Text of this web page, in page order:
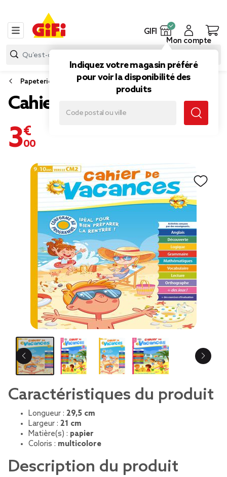
GIFI
Indiquez votre magasin préféré
pour voir la disponibilité des
produits
Mon compte
Papeterie et fournitures bureau
Cahier de vacances
3,00 €
Caractéristiques du produit
Longueur : 29,5 cm
Largeur : 21 cm
Matière(s) : papier
Coloris : multicolore
Description du produit